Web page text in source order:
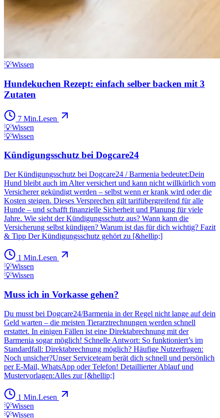
💡Wissen
Hundekuchen Rezept: einfach selber backen mit 3
Zutaten
7 Min.Lesen
💡Wissen
💡Wissen
Kündigungsschutz bei Dogcare24
Der Kündigungsschutz bei Dogcare24 / Barmenia bedeutet:Dein
Hund bleibt auch im Alter versichert und kann nicht willkürlich vom
Versicherer gekündigt werden – selbst wenn er krank wird oder die
Kosten steigen. Dieses Versprechen gilt tarifübergreifend für alle
Hunde – und schafft finanzielle Sicherheit und Planung für viele
Jahre. Wie sieht der Kündigungsschutz aus? Wann kann die
Versicherung selbst kündigen? Warum ist das für dich wichtig? Fazit
& Tipp Der Kündigungsschutz gehört zu [&hellip;]
1 Min.Lesen
💡Wissen
💡Wissen
Muss ich in Vorkasse gehen?
Du musst bei Dogcare24/Barmenia in der Regel nicht lange auf dein
Geld warten – die meisten Tierarztrechnungen werden schnell
erstattet. In einigen Fällen ist eine Direktabrechnung mit der
Barmenia sogar möglich! Schnelle Antwort: So funktioniert’s im
Standardfall: Direktabrechnung möglich? Häufige Nutzerfragen:
Noch unsicher?Unser Serviceteam berät dich schnell und persönlich
per E-Mail, WhatsApp oder Telefon! Detaillierter Ablauf und
Mustervorlagen:Alles zur [&hellip;]
1 Min.Lesen
💡Wissen
💡Wissen